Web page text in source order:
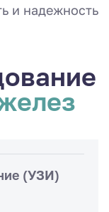
и надежность
(УЗИ)